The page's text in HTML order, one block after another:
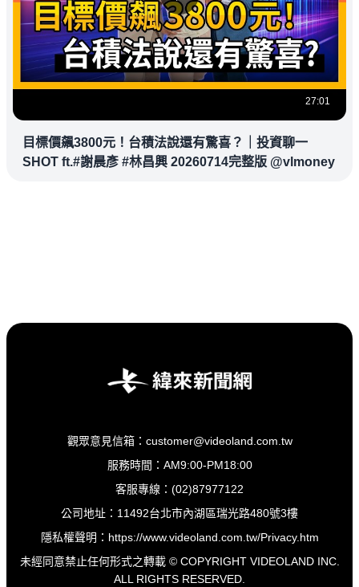
27:01
目標價飆3800元！台積法說還有驚喜？｜投資聊一
SHOT ft.#謝晨彥 #林昌興 20260714完整版 @vlmoney
觀眾意見信箱：customer@videoland.com.tw
服務時間：AM9:00-PM18:00
客服專線：(02)87977122
公司地址：11492台北市內湖區瑞光路480號3樓
隱私權聲明： https://www.videoland.com.tw/Privacy.htm
未經同意禁止任何形式之轉載 © COPYRIGHT VIDEOLAND INC.
ALL RIGHTS RESERVED.